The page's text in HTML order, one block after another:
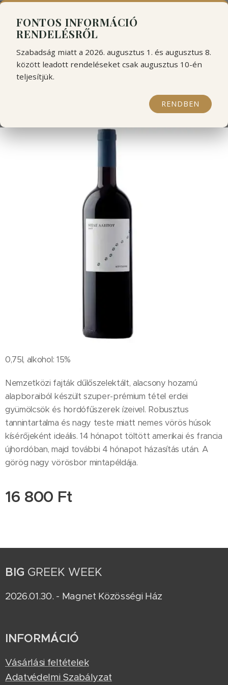
```html
FONTOS INFORMÁCIÓ
RENDELÉSRŐL
Szabadság miatt a 2026. augusztus 1. és augusztus 8.
között leadott rendeléseket csak augusztus 10-én
teljesítjük.
RENDBEN
Kir-Yianni Ble Alepou (kék
0,75l, alkohol: 15%
Nemzetközi fajták dűlőszelektált, alacsony hozamú
alapboraiból készült szuper-prémium tétel erdei
gyümölcsök és hordófűszerek ízeivel. Robusztus
tannintartalma és nagy teste miatt nemes vörös húsok
kísérőjeként ideális. 14 hónapot töltött amerikai és francia
újhordóban, majd további 4 hónapot házasítás után. A
görög nagy vörösbor mintapéldája.
16 800 Ft
BIG GREEK WEEK
2026.01.30. - Magnet Közösségi Ház
INFORMÁCIÓ
Vásárlási feltételek
Adatvédelmi Szabályzat